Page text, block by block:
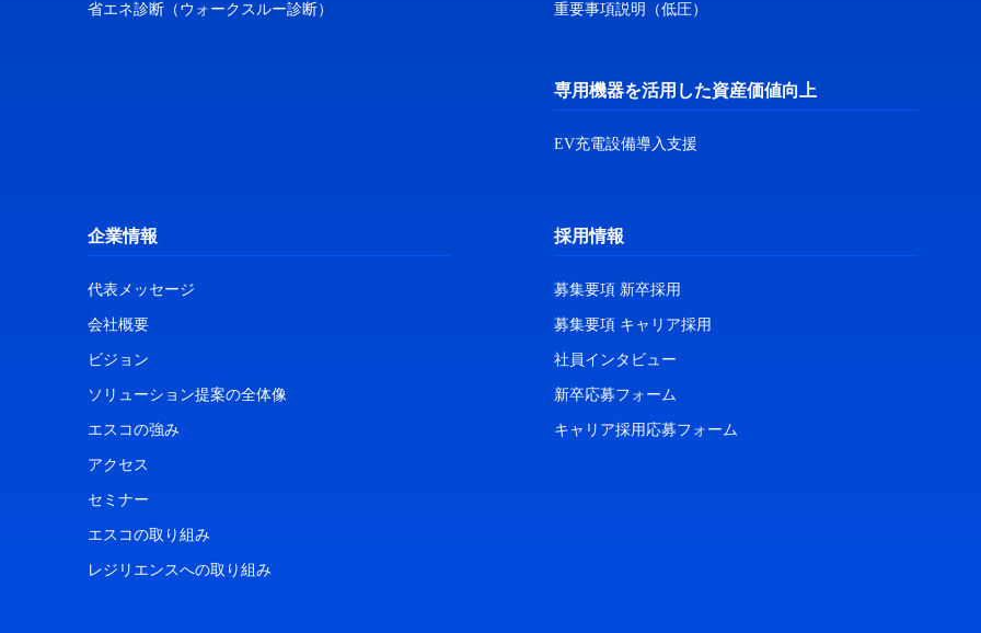
省エネ診断（ウォークスルー診断） 重要事項説明（低圧）
専用機器を活用した資産価値向上
EV充電設備導入支援
企業情報
代表メッセージ
会社概要
ビジョン
ソリューション提案の全体像
エスコの強み
アクセス
セミナー
エスコの取り組み
レジリエンスへの取り組み
採用情報
募集要項 新卒採用
募集要項 キャリア採用
社員インタビュー
新卒応募フォーム
キャリア採用応募フォーム